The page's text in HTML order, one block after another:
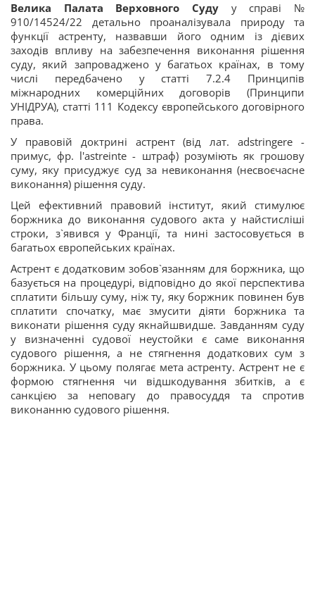
Велика Палата Верховного Суду у справі №
910/14524/22 детально проаналізувала природу та
функції астренту, назвавши його одним із дієвих
заходів впливу на забезпечення виконання рішення
суду, який запроваджено у багатьох країнах, в тому
числі передбачено у статті 7.2.4 Принципів
міжнародних комерційних договорів (Принципи
УНІДРУА), статті 111 Кодексу європейського договірного
права.
У правовій доктрині астрент (від лат. аdstringere -
примус, фр. l'astreinte - штраф) розуміють як грошову
суму, яку присуджує суд за невиконання (несвоєчасне
виконання) рішення суду.
Цей ефективний правовий інститут, який стимулює
боржника до виконання судового акта у найстисліші
строки, з`явився у Франції, та нині застосовується в
багатьох європейських країнах.
Астрент є додатковим зобов`язанням для боржника, що
базується на процедурі, відповідно до якої перспектива
сплатити більшу суму, ніж ту, яку боржник повинен був
сплатити спочатку, має змусити діяти боржника та
виконати рішення суду якнайшвидше. Завданням суду
у визначенні судової неустойки є саме виконання
судового рішення, а не стягнення додаткових сум з
боржника. У цьому полягає мета астренту. Астрент не є
формою стягнення чи відшкодування збитків, а є
санкцією за неповагу до правосуддя та спротив
виконанню судового рішення.